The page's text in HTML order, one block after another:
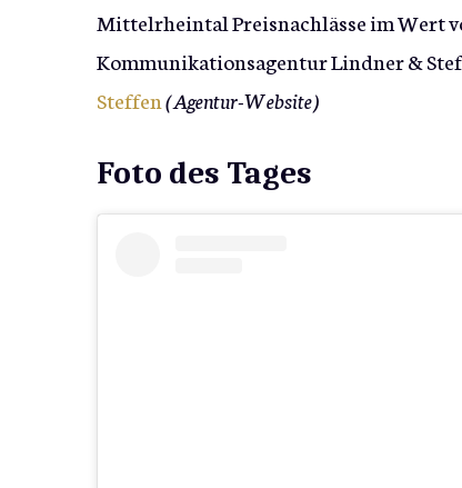
Mittelrheintal Preisnachlässe im Wert
Kommunikationsagentur Lindner &
Steffen(Agentur-Website)
Foto des Tages